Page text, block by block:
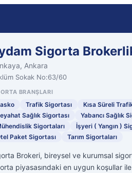
Sigorta
Ankara
Sokak No:63/60
BRANŞLARI
Trafik Sigortası Kısa Süreli
Sağlık Sigortası
Yabancı Sağlık
Sigortaları
İşyeri ( Yangın )
Paket Sigortası
Tarım Sigortaları
Brokeri, bireysel ve kurumsal
piyasasındaki en uygun koşullar